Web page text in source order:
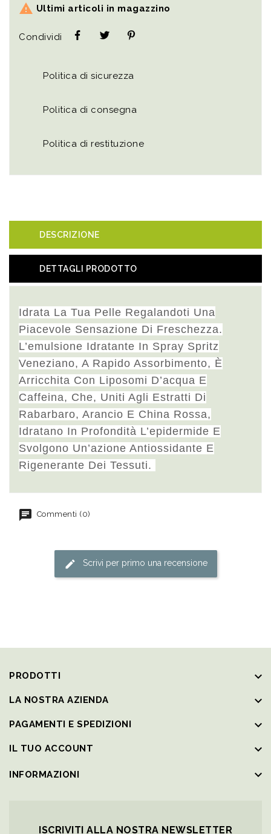
 Ultimi articoli in magazzino
Condividi
Politica di sicurezza
Politica di consegna
Politica di restituzione
DESCRIZIONE
DETTAGLI PRODOTTO
Idrata La Tua Pelle Regalandoti Una
Piacevole Sensazione Di Freschezza.
L’emulsione Idratante In Spray Spritz
Veneziano, A Rapido Assorbimento, È
Arricchita Con Liposomi D’acqua E
Caffeina, Che, Uniti Agli Estratti Di
Rabarbaro, Arancio E China Rossa,
Idratano In Profondità L’epidermide E
Svolgono Un’azione Antiossidante E
Rigenerante Dei Tessuti.
Commenti (0)
Scrivi per primo una recensione
PRODOTTI keyboard_arrow_down
LA NOSTRA AZIENDA keyboard_arrow_down
PAGAMENTI E SPEDIZIONI keyboard_arrow_down
IL TUO ACCOUNT keyboard_arrow_down
INFORMAZIONI keyboard_arrow_down
ISCRIVITI ALLA NOSTRA NEWSLETTER